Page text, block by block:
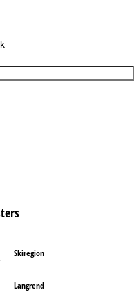
Skiregion
Langrend